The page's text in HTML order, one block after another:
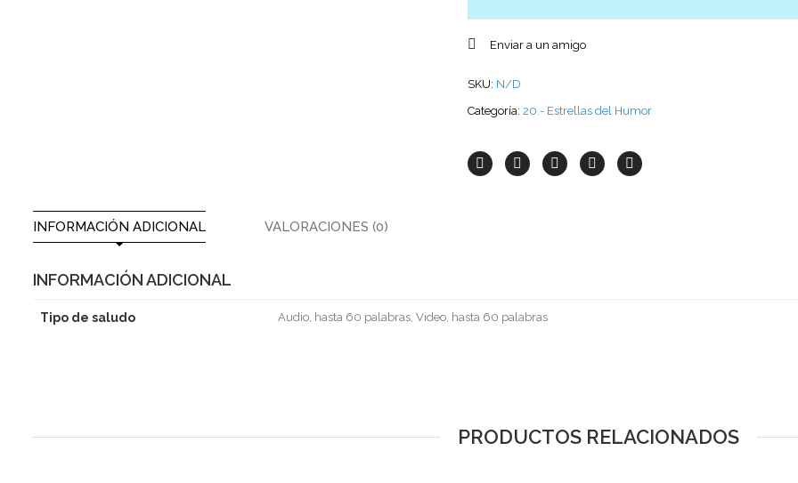
Enviar a un amigo
SKU: N/D
Categoría: 20.- Estrellas del Humor
INFORMACIÓN ADICIONAL VALORACIONES (0)
INFORMACIÓN ADICIONAL
Tipo de saludo Audio, hasta 60 palabras, Video, hasta 60 palabras
PRODUCTOS RELACIONADOS